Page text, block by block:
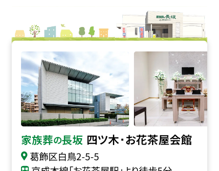
家族葬の長坂 四ツ木･お花茶屋会館
葛飾区白鳥2-5-5
四ツ木･お花茶屋会館の詳細へ